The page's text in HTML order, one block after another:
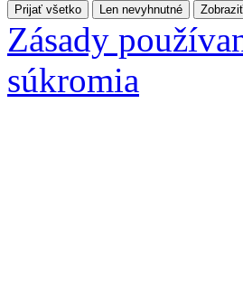
Prijať všetko Len nevyhnutné
Zásady
súkromia